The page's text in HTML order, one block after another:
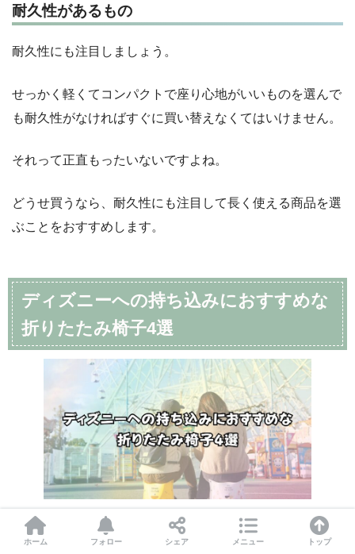
耐久性があるもの
耐久性にも注目しましょう。
せっかく軽くてコンパクトで座り心地がいいものを選んで
も耐久性がなければすぐに買い替えなくてはいけません。
それって正直もったいないですよね。
どうせ買うなら、耐久性にも注目して長く使える商品を選
ぶことをおすすめします。
ディズニーへの持ち込みにおすすめな
折りたたみ椅子4選
ということでここからはディズニーへの持ち込みにおすす
めな折りたたみ椅子を4つ紹介します。
ホーム フォロー シェア メニュー トップ